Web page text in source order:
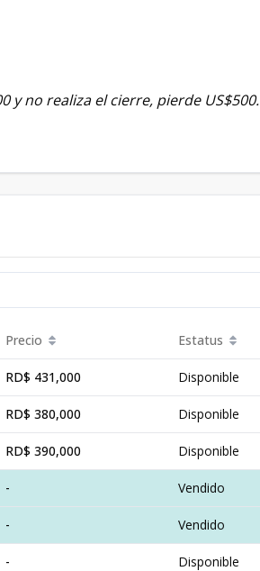
y no realiza el cierre, pierde US$500.
Precio Estatus
RD$ 431,000 Disponible
RD$ 380,000 Disponible
RD$ 390,000 Disponible
- Vendido
- Vendido
- Disponible